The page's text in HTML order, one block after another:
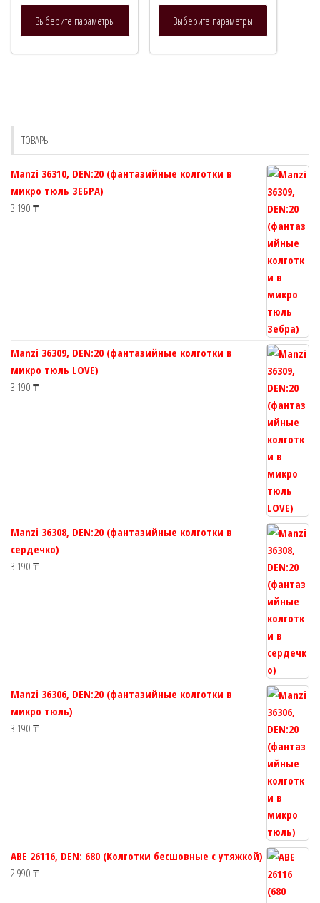
Выберите параметры
Этот
товара.
Выберите параметры
странице
товара.
ТОВАРЫ
Manzi 36310, DEN:20 (фантазийные колготки в
микро тюль ЗЕБРА)
3 190 ₸
Manzi 36309, DEN:20 (фантазийные колготки в
микро тюль LOVE)
3 190 ₸
Manzi 36308, DEN:20 (фантазийные колготки в
сердечко)
3 190 ₸
Manzi 36306, DEN:20 (фантазийные колготки в
микро тюль)
3 190 ₸
ABE 26116, DEN: 680 (Колготки бесшовные с утяжкой)
2 990 ₸